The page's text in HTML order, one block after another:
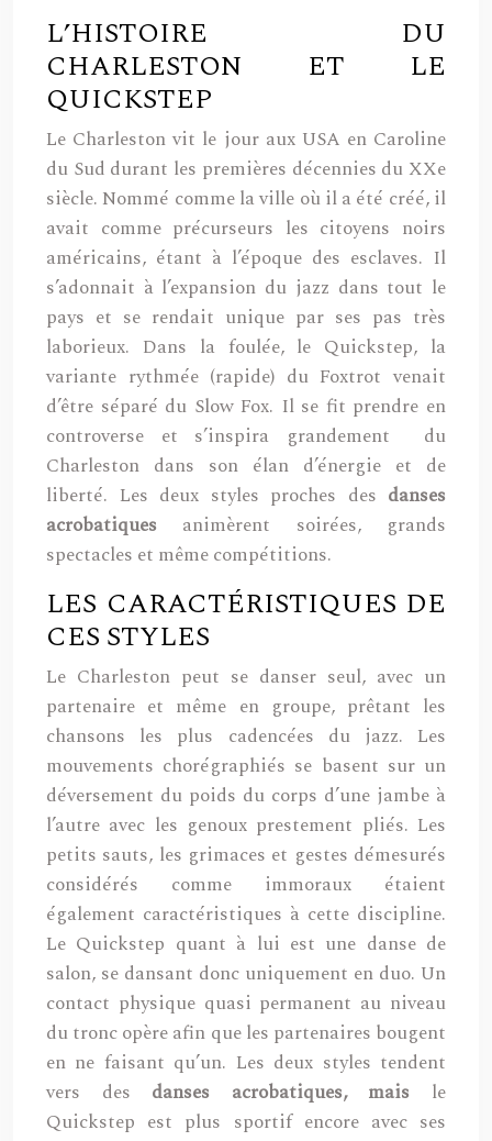
L’HISTOIRE DU
CHARLESTON ET LE
QUICKSTEP
Le Charleston vit le jour aux USA en Caroline
du Sud durant les premières décennies du XXe
siècle. Nommé comme la ville où il a été créé, il
avait comme précurseurs les citoyens noirs
américains, étant à l’époque des esclaves. Il
s’adonnait à l’expansion du jazz dans tout le
pays et se rendait unique par ses pas très
laborieux. Dans la foulée, le Quickstep, la
variante rythmée (rapide) du Foxtrot venait
d’être séparé du Slow Fox. Il se fit prendre en
controverse et s’inspira grandement du
Charleston dans son élan d’énergie et de
liberté. Les deux styles proches des danses
acrobatiques animèrent soirées, grands
spectacles et même compétitions.
LES CARACTÉRISTIQUES DE
CES STYLES
Le Charleston peut se danser seul, avec un
partenaire et même en groupe, prêtant les
chansons les plus cadencées du jazz. Les
mouvements chorégraphiés se basent sur un
déversement du poids du corps d’une jambe à
l’autre avec les genoux prestement pliés. Les
petits sauts, les grimaces et gestes démesurés
considérés comme immoraux étaient
également caractéristiques à cette discipline.
Le Quickstep quant à lui est une danse de
salon, se dansant donc uniquement en duo. Un
contact physique quasi permanent au niveau
du tronc opère afin que les partenaires bougent
en ne faisant qu’un. Les deux styles tendent
vers des danses acrobatiques, mais le
Quickstep est plus sportif encore avec ses